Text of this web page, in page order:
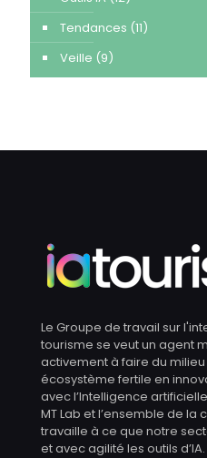
Tendances (11)
Veille (9)
Le Groupe de travail sur
tourisme se veut un agent
activement à faire du
écosystème fertile en
avec l’Intelligence
MT Lab et l’ensemble de
travaille à ce que notre
et avec agilité les outils d’IA.